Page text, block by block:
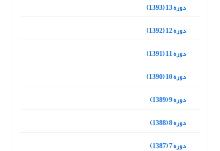
دوره 13 (1393)
دوره 12 (1392)
دوره 11 (1391)
دوره 10 (1390)
دوره 9 (1389)
دوره 8 (1388)
دوره 7 (1387)